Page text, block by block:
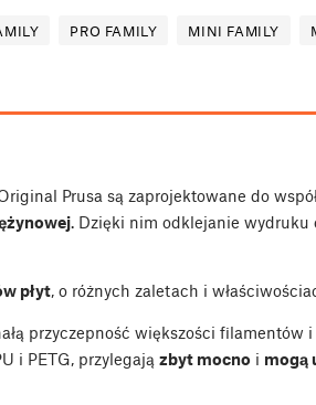
PRO FAMILY MINI FAMILY
Prusa są zaprojektowane do
. Dzięki nim odklejanie
płyt, o różnych zaletach i
przyczepność większości filamentów
i PETG, przylegają zbyt mocno i mogą